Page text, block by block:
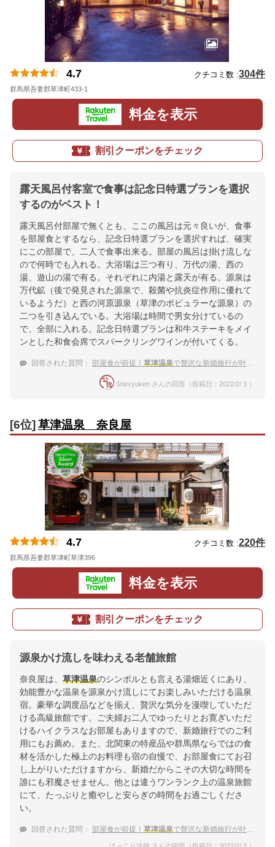
4.7 クチコミ数 :304件
群馬県吾妻郡草津町433-1
料金を表示
割引クーポンをチェック
露天風呂付客室で食事は記念日特選プランを選択
するのがベスト！
露天風呂付部屋で無くとも、ここの風呂は元々良いが、食事
を部屋食とするなら、記念日特選プランを選択すれば、確実
にこの部屋で、二人で食事出来る。部屋の風呂は掛け流しな
ので何時でも入れる。大浴場は三つ有り、万代の湯、西の
湯、遊山の湯で有る。それぞれに内湯と露天が有る。源泉は
万代鉱（後で発見された源泉で、殺菌や抗炎症作用に優れて
いるようだ）と西の河原源泉（草津のポピュラーな源泉）の
二つを引き込んでいる。大浴場は時間で男女分けているの
で、全部に入れる。記念日特選プランは和牛ステーキをメイ
ンとした和食会席でスパークリングワインが付いてくる。
回答された質問： 部屋食が前提！ 草津温泉で贅沢な新婚旅行が叶う宿は？
Shinryuken さんの回答（投稿日：2022/2/ 3 ）
[6位] 草津温泉 奈良屋
4.7 クチコミ数 :220件
群馬県吾妻郡草津町草津396
料金を表示
割引クーポンをチェック
源泉かけ流しを味わえる老舗旅館
奈良屋は、 草津温泉のシンボルとも言える湯畑近くにあり、
効能豊かな温泉を源泉かけ流しにてお楽しみいただける温泉
宿。豪華な調度品などを揃え、贅沢な気分を漫喫していただ
ける高級旅館です。ご夫婦お二人でゆったりとお寛ぎいただ
けるハイクラスなお部屋もありますので、新婚旅行でのご利
用にもお薦め。また、北関東の特産品や群馬県ならではの食
材を活かした極上のお料理も宿の自慢で、お部屋食にてお召
し上がりいただけますから、新婚だからこその大切な時間を
誰にも邪魔させません。他とは違うワンランク上の温泉旅館
にて、たっぷりと癒やしと安らぎの時間をお過ごしくださ
い。
回答された質問： 部屋食が前提！ 草津温泉で贅沢な新婚旅行が叶う宿は？
ほっこり法師 さんの回答（投稿日：2022/2/ 3 ）